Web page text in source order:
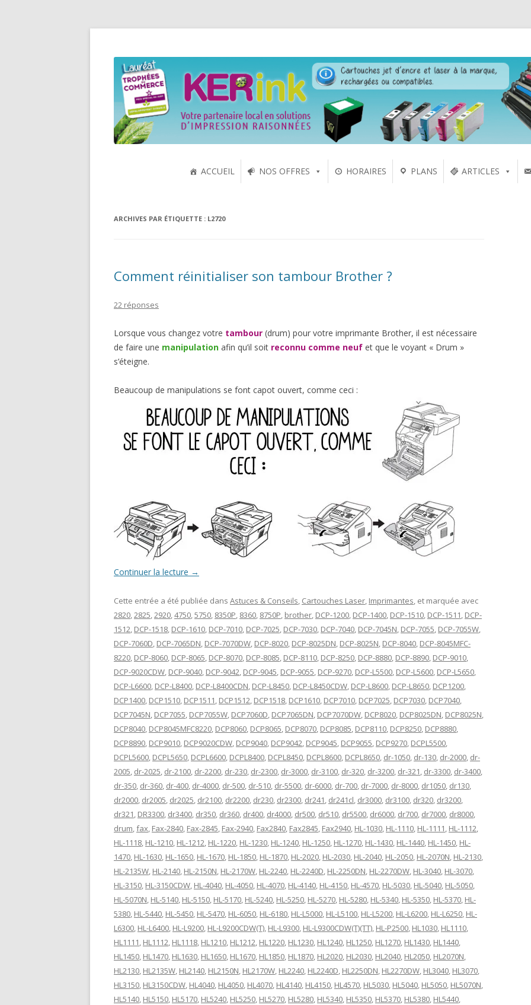
KERink
au
ACCUEIL NOS OFFRES HORAIRES PLANS ARTICLES
ARCHIVES PAR ÉTIQUETTE : L2720
Comment réinitialiser son tambour Brother ?
22 réponses
Lorsque vous changez votre tambour (drum) pour votre imprimante Brother, il est nécessaire
de faire une manipulation afin qu’il soit reconnu comme neuf et que le voyant « Drum »
s’éteigne.
Beaucoup de manipulations se font capot ouvert, comme ceci :
Continuer la lecture →
Cette entrée a été publiée dans Astuces & Conseils, Cartouches Laser, Imprimantes, et marquée avec
2820,2825,2920,4750,5750, 8350P, 8360, 8750P, brother, DCP-1200, DCP-1400, DCP-1510, DCP-1511, DCP-
1512, DCP-1518, DCP-1610, DCP-7010, DCP-7025, DCP-7030, DCP-7040, DCP-7045N, DCP-7055, DCP-7055W,
DCP-7060D, DCP-7065DN, DCP-7070DW, DCP-8020, DCP-8025DN, DCP-8025N, DCP-8040, DCP-8045MFC-
8220, DCP-8060, DCP-8065, DCP-8070, DCP-8085, DCP-8110, DCP-8250, DCP-8880, DCP-8890, DCP-9010,
DCP-9020CDW, DCP-9040, DCP-9042, DCP-9045, DCP-9055, DCP-9270, DCP-L5500, DCP-L5600, DCP-L5650,
DCP-L6600, DCP-L8400, DCP-L8400CDN, DCP-L8450, DCP-L8450CDW, DCP-L8600, DCP-L8650, DCP1200,
DCP1400, DCP1510, DCP1511, DCP1512, DCP1518, DCP1610, DCP7010, DCP7025, DCP7030, DCP7040,
DCP7045N, DCP7055, DCP7055W, DCP7060D, DCP7065DN, DCP7070DW, DCP8020, DCP8025DN, DCP8025N,
DCP8040, DCP8045MFC8220, DCP8060, DCP8065, DCP8070, DCP8085, DCP8110, DCP8250, DCP8880,
DCP8890, DCP9010, DCP9020CDW, DCP9040, DCP9042, DCP9045, DCP9055, DCP9270, DCPL5500,
DCPL5600, DCPL5650, DCPL6600, DCPL8400, DCPL8450, DCPL8600, DCPL8650, dr-1050, dr-130, dr-2000, dr-
2005, dr-2025, dr-2100, dr-2200, dr-230, dr-2300, dr-3000, dr-3100, dr-320, dr-3200, dr-321, dr-3300, dr-3400,
dr-350, dr-360, dr-400, dr-4000, dr-500, dr-510, dr-5500, dr-6000, dr-700, dr-7000, dr-8000, dr1050, dr130,
dr2000, dr2005, dr2025, dr2100, dr2200, dr230, dr2300, dr241, dr241cl, dr3000, dr3100, dr320, dr3200,
dr321, DR3300, dr3400, dr350, dr360, dr400, dr4000, dr500, dr510, dr5500, dr6000, dr700, dr7000, dr8000,
drum,fax, Fax-2840, Fax-2845, Fax-2940, Fax2840, Fax2845, Fax2940, HL-1030, HL-1110, HL-1111, HL-1112,
HL-1118, HL-1210, HL-1212, HL-1220, HL-1230, HL-1240, HL-1250, HL-1270, HL-1430, HL-1440, HL-1450, HL-
1470, HL-1630, HL-1650, HL-1670, HL-1850, HL-1870, HL-2020, HL-2030, HL-2040, HL-2050, HL-2070N, HL-2130,
HL-2135W, HL-2140, HL-2150N, HL-2170W, HL-2240, HL-2240D, HL-2250DN, HL-2270DW, HL-3040, HL-3070,
HL-3150, HL-3150CDW, HL-4040, HL-4050, HL-4070, HL-4140, HL-4150, HL-4570, HL-5030, HL-5040, HL-5050,
HL-5070N, HL-5140, HL-5150, HL-5170, HL-5240, HL-5250, HL-5270, HL-5280, HL-5340, HL-5350, HL-5370, HL-
5380, HL-5440, HL-5450, HL-5470, HL-6050, HL-6180, HL-L5000, HL-L5100, HL-L5200, HL-L6200, HL-L6250, HL-
L6300, HL-L6400, HL-L9200, HL-L9200CDW(T), HL-L9300, HL-L9300CDW(T)(TT), HL-P2500, HL1030, HL1110,
HL1111, HL1112, HL1118, HL1210, HL1212, HL1220, HL1230, HL1240, HL1250, HL1270, HL1430, HL1440,
HL1450, HL1470, HL1630, HL1650, HL1670, HL1850, HL1870, HL2020, HL2030, HL2040, HL2050, HL2070N,
HL2130, HL2135W, HL2140, HL2150N, HL2170W, HL2240, HL2240D, HL2250DN, HL2270DW, HL3040, HL3070,
HL3150, HL3150CDW, HL4040, HL4050, HL4070, HL4140, HL4150, HL4570, HL5030, HL5040, HL5050, HL5070N,
HL5140, HL5150, HL5170, HL5240, HL5250, HL5270, HL5280, HL5340, HL5350, HL5370, HL5380, HL5440,